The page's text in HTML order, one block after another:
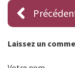
Laissez un